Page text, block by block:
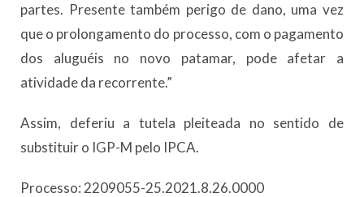
partes. Presente também perigo de dano, uma vez
que o prolongamento do processo, com o pagamento
dos aluguéis no novo patamar, pode afetar a
atividade da recorrente.”
Assim, deferiu a tutela pleiteada no sentido de
substituir o IGP-M pelo IPCA.
Processo: 2209055-25.2021.8.26.0000